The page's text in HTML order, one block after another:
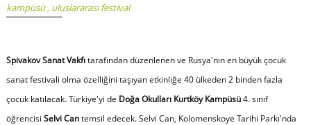
kampüsü, uluslararası festival
Spivakov Sanat Vakfıtarafından düzenlenen ve Rusya'nın en büyük çocuk
sanat festivali olma özelliğini taşıyan etkinliğe 40 ülkeden 2 binden fazla
çocuk katılacak. Türkiye'yi de Doğa Okulları Kurtköy Kampüsü4. sınıf
öğrencisi Selvi Cantemsil edecek. Selvi Can, Kolomenskoye Tarihi Parkı'nda